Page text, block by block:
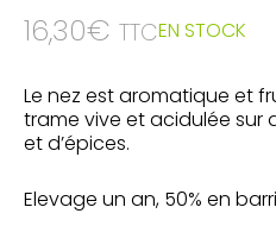
16,30€ TTCEN STOCK
Le nez est aromatique et
trame vive et acidulée sur
et d’épices.
Elevage un an, 50% en